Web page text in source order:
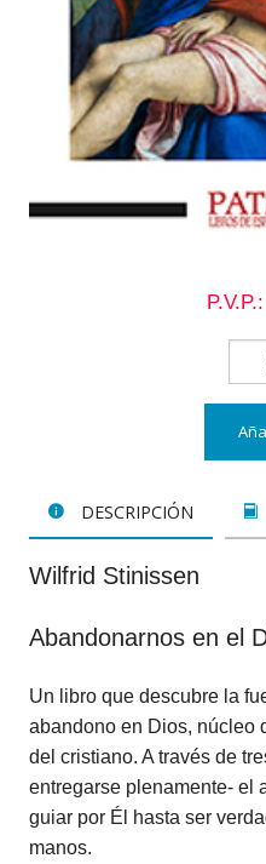
DESCRIPCIÓN
Wilfrid Stinissen
Abandonarnos en el
Un libro que descubre la
abandono en Dios, núcleo
del cristiano. A través de
entregarse plenamente- el
guiar por Él hasta ser
manos.